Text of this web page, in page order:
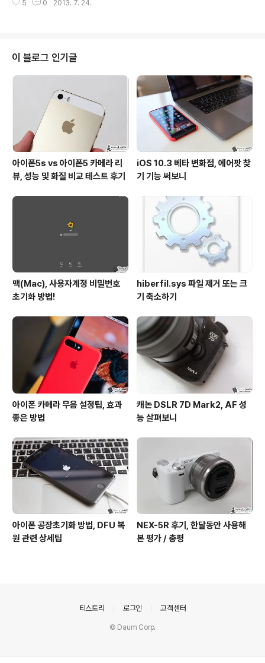
라면 '시그니처 서비스' 에 대해 들어보셨을 겁니다. 흔히,
레임에 새겨넣을 수가 있는데요. 그동안 오리지널 그대로
사용해오다보니 살짝 심심한 느낌이 있었는데요. 제가 거
주하는 대구에서도 시그니처 서비스를 지원하는 서비스센
터가 있다길래 별다른 망설임없이 바로 서비스를 받아보았
습니다. 앞서 제가 전국적으로 6곳에서만 가능하다고 말씀
드렸죠? '서울(강남좀, 종로점), 대전(둔산점), 대구(남..
5 0 2013. 7. 24.
이 블로그 인기글
아이폰5s vs 아이폰5 카메라 리
뷰, 성능 및 화질 비교 테스트 후기
iOS 10.3 베타 변화점, 에어팟 찾
기 기능 써보니
맥(Mac), 사용자계정 비밀번호
초기화 방법!
hiberfil.sys 파일 제거 또는 크
기 축소하기
아이폰 카메라 무음 설정팁, 효과
좋은 방법
캐논 DSLR 7D Mark2, AF 성
능 살펴보니
아이폰 공장초기화 방법, DFU 복
원 관련 상세팁
NEX-5R 후기, 한달동안 사용해
본 평가 / 총평
티스토리 로그인 고객센터
© Daum Corp.